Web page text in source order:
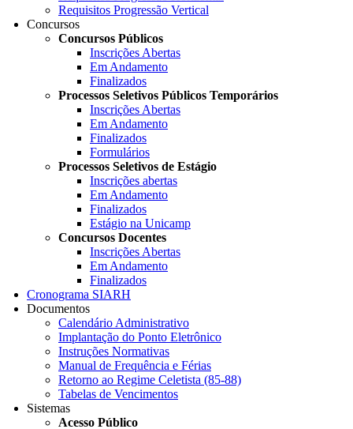
Requisitos Progressão Vertical
Concursos
Concursos Públicos
Inscrições Abertas
Em Andamento
Finalizados
Processos Seletivos Públicos Temporários
Inscrições Abertas
Em Andamento
Finalizados
Formulários
Processos Seletivos de Estágio
Inscrições abertas
Em Andamento
Finalizados
Estágio na Unicamp
Concursos Docentes
Inscrições Abertas
Em Andamento
Finalizados
Cronograma SIARH
Documentos
Calendário Administrativo
Implantação do Ponto Eletrônico
Instruções Normativas
Manual de Frequência e Férias
Retorno ao Regime Celetista (85-88)
Tabelas de Vencimentos
Sistemas
Acesso Público